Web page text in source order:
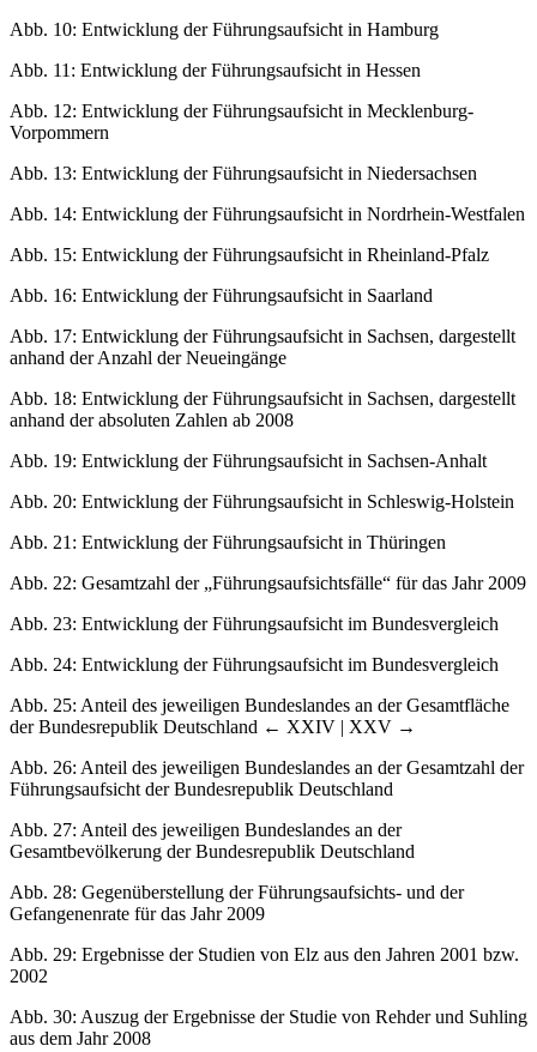
Abb. 10: Entwicklung der Führungsaufsicht in Hamburg
Abb. 11 : Entwicklung der Führungsaufsicht in Hessen
Abb. 12: Entwicklung der Führungsaufsicht in Mecklenburg-
Vorpommern
Abb. 13: Entwicklung der Führungsaufsicht in Niedersachsen
Abb. 14: Entwicklung der Führungsaufsicht in Nordrhein-Westfalen
Abb. 15: Entwicklung der Führungsaufsicht in Rheinland-Pfalz
Abb. 16: Entwicklung der Führungsaufsicht in Saarland
Abb. 17: Entwicklung der Führungsaufsicht in Sachsen, dargestellt
anhand der Anzahl der Neueingänge
Abb. 18: Entwicklung der Führungsaufsicht in Sachsen, dargestellt
anhand der absoluten Zahlen ab 2008
Abb. 19: Entwicklung der Führungsaufsicht in Sachsen-Anhalt
Abb. 20: Entwicklung der Führungsaufsicht in Schleswig-Holstein
Abb. 21 : Entwicklung der Führungsaufsicht in Thüringen
Abb. 22: Gesamtzahl der „Führungsaufsichtsfälle“ für das Jahr 2009
Abb. 23: Entwicklung der Führungsaufsicht im Bundesvergleich
Abb. 24: Entwicklung der Führungsaufsicht im Bundesvergleich
Abb. 25: Anteil des jeweiligen Bundeslandes an der Gesamtfläche
der Bundesrepublik Deutschland ← XXIV | XXV →
Abb. 26: Anteil des jeweiligen Bundeslandes an der Gesamtzahl der
Führungsaufsicht der Bundesrepublik Deutschland
Abb. 27: Anteil des jeweiligen Bundeslandes an der
Gesamtbevölkerung der Bundesrepublik Deutschland
Abb. 28: Gegenüberstellung der Führungsaufsichts- und der
Gefangenenrate für das Jahr 2009
Abb. 29: Ergebnisse der Studien von Elz aus den Jahren 2001 bzw.
2002
Abb. 30: Auszug der Ergebnisse der Studie von Rehder und Suhling
aus dem Jahr 2008